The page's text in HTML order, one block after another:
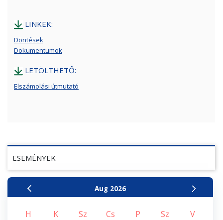
ESEMÉNYEK
Aug 2026
H K Sz Cs P Sz
V
LINKEK:
Döntések
Dokumentumok
LETÖLTHETŐ:
Elszámolási útmutató